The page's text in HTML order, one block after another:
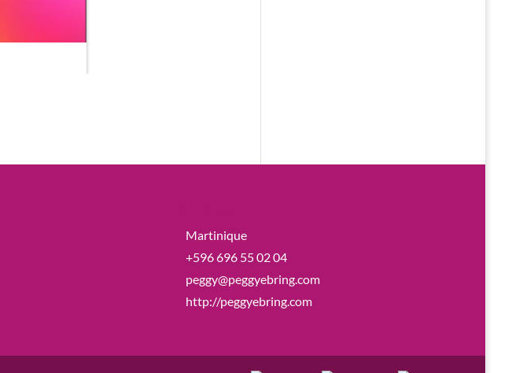
Martinique
+596 696 55 02 04
peggy@peggyebring.com
http://peggyebring.com